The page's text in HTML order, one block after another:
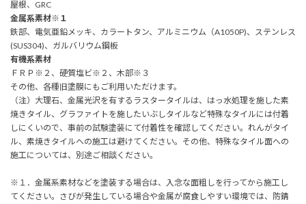
屋根、GRC
金属系素材※１
鉄部、電気亜鉛メッキ、カラートタン、アルミニウム（A1050P)、ステンレス
(SUS304)、ガルバリウム鋼板
有機系素材
ＦＲＰ ※２ 、硬質塩ビ※２ 、木部※３
その他、各種旧塗膜にもご利用いただけます。
（注）大理石、金属光沢を有するラスタータイルは、はっ水処理を施した素
焼きタイル、グラファイトを施したいぶしタイルなど特殊なタイルには付着
しにくいので、事前の試験塗装にて付着性を確認してください。れんがタイ
ル、素焼きタイルへの施工は避けてください。その他、特殊なタイル面への
施工については、別途ご相談ください。
※１．金属系素材などを塗装する場合は、入念な面粗しを行ってから施工し
てください。さびが発生している場合や金属が腐食しやすい環境では、防錆